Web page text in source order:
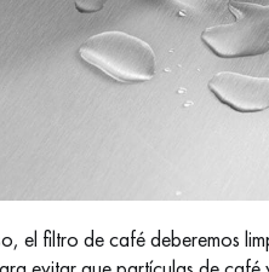
el filtro de café deberemos